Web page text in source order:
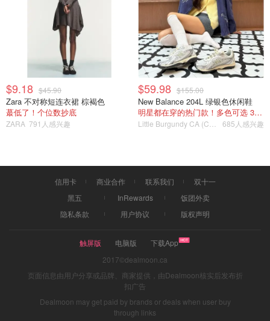
$9.18 $45.90
Zara 不对称短连衣裙 棕褐色
蕞低了！个位数抄底
ZARA 791人感兴趣
$59.98 $155.00
New Balance 204L 绿银色休闲鞋
明星都在穿的热门款！多色可选 3.8折
685人感兴趣
信用卡 商业合作 联系我们
双十一
黑五
InRewards
饭团外卖
隐私条款
用户协议 版权声明
触屏版 电脑版
下载App
2017©dealmoon.ca
页面信息由用户分享或品牌、商家提供，由Dealmoon核实后发布折
扣广告
Dealmoon may get paid by brands or deals when user buy
through links